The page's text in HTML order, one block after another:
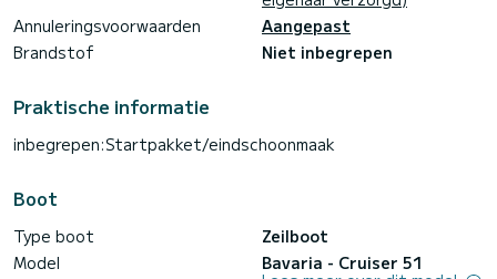
Annuleringsvoorwaarden
Aangepast
Brandstof
Niet inbegrepen
Praktische informatie
inbegrepen:Startpakket/eindschoonmaak
Boot
Type boot
Zeilboot
Model
Bavaria - Cruiser 51